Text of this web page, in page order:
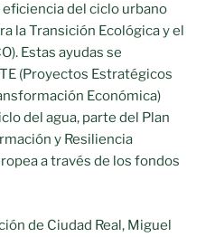
del ciclo urbano
la Transición Ecológica y el
Estas ayudas se
(Proyectos Estratégicos
Económica)
del agua, parte del Plan
y Resiliencia
a través de los fondos
de Ciudad Real, Miguel